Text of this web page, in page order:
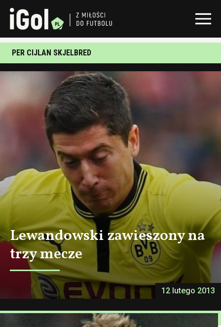
PER CIJLAN SKJELBRED
12 lutego 2013
Lewandowski zawieszony na
trzy mecze